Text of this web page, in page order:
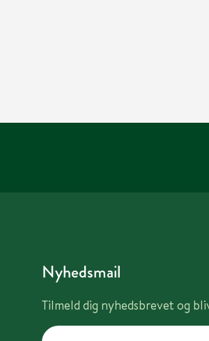
Nyhedsmail
Tilmeld dig nyhedsbrevet og